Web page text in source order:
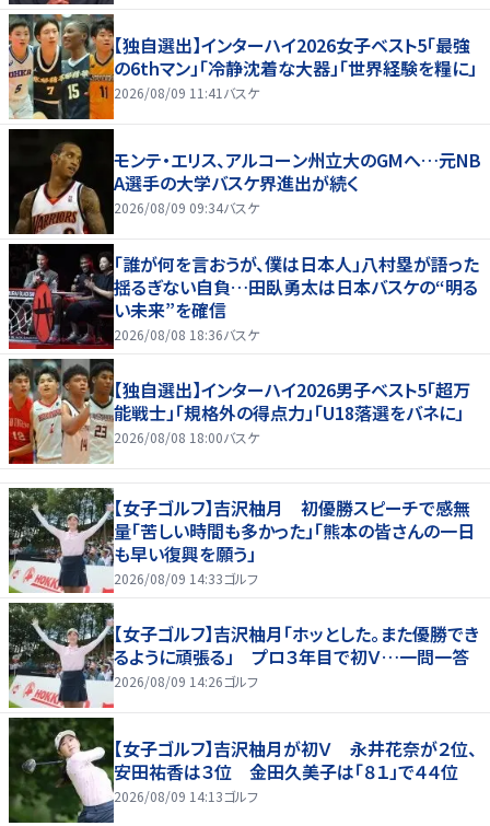
【独自選出】インターハイ2026女子ベスト5「最強
の6thマン」「冷静沈着な大器」「世界経験を糧に」
2026/08/09 11:41 バスケ
モンテ・エリス、アルコーン州立大のGMへ…元NB
A選手の大学バスケ界進出が続く
2026/08/09 09:34バスケ
「誰が何を言おうが、僕は日本人」八村塁が語った
揺るぎない自負…田臥勇太は日本バスケの“明る
い未来”を確信
2026/08/08 18:36バスケ
【独自選出】インターハイ2026男子ベスト5「超万
能戦士」「規格外の得点力」「U18落選をバネに」
2026/08/08 18:00バスケ
【女子ゴルフ】吉沢柚月 初優勝スピーチで感無
量「苦しい時間も多かった」「熊本の皆さんの一日
も早い復興を願う」
2026/08/09 14:33ゴルフ
【女子ゴルフ】吉沢柚月「ホッとした。また優勝でき
るように頑張る」 プロ３年目で初Ｖ…一問一答
2026/08/09 14:26ゴルフ
【女子ゴルフ】吉沢柚月が初Ｖ 永井花奈が２位、
安田祐香は３位 金田久美子は「８１」で４４位
2026/08/09 14:13ゴルフ